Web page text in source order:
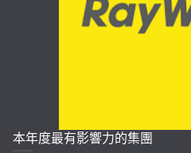
本年度最有影響力的集團